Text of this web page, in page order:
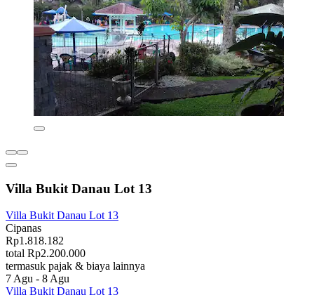
Villa Bukit Danau Lot 13
Villa Bukit Danau Lot 13
Cipanas
Rp1.818.182
total Rp2.200.000
termasuk pajak & biaya lainnya
7 Agu - 8 Agu
Villa Bukit Danau Lot 13